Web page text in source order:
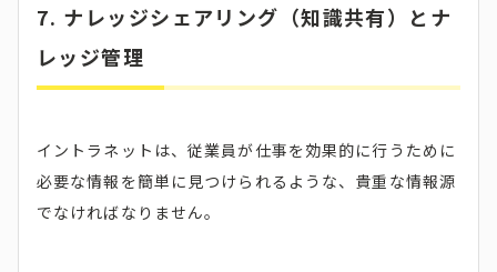
7. ナレッジシェアリング（知識共有）とナ
レッジ管理
イントラネットは、従業員が仕事を効果的に行うために
必要な情報を簡単に見つけられるような、貴重な情報源
でなければなりません。